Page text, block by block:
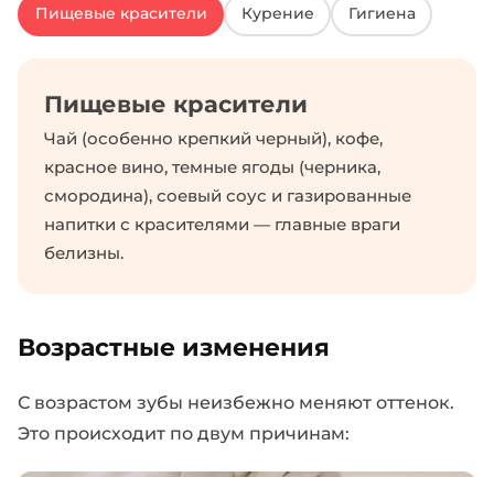
Пищевые красители Курение Гигиена
Пищевые красители
Чай (особенно крепкий черный), кофе,
красное вино, темные ягоды (черника,
смородина), соевый соус и газированные
напитки с красителями — главные враги
белизны.
Возрастные изменения
С возрастом зубы неизбежно меняют оттенок.
Это происходит по двум причинам: